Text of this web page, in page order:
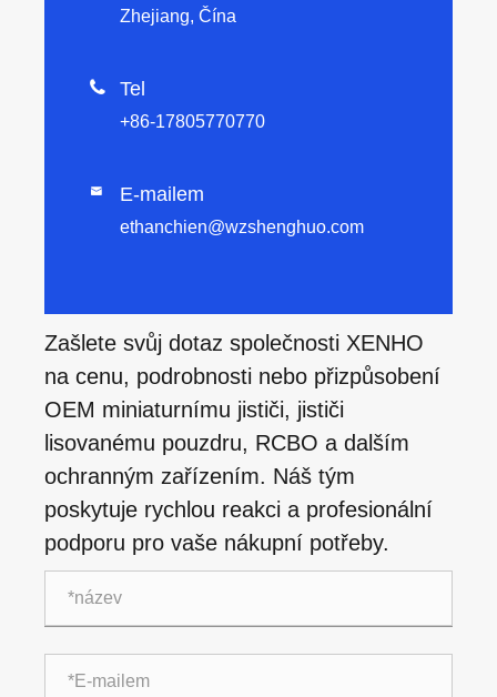
Zhejiang, Čína
 Tel
+86-17805770770
 E-mailem
ethanchien@wzshenghuo.com
Zašlete svůj dotaz společnosti XENHO
na cenu, podrobnosti nebo přizpůsobení
OEM miniaturnímu jističi, jističi
lisovanému pouzdru, RCBO a dalším
ochranným zařízením. Náš tým
poskytuje rychlou reakci a profesionální
podporu pro vaše nákupní potřeby.